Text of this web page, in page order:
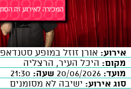
אירוע: אורן זוזל במופע סטנדאפ
מקום: היכל העיר, הרצליה
מועד:
שעה:
סוג אירוע: ישיבה לא מסומנים